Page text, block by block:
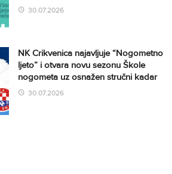
30.07.2026
NK Crikvenica najavljuje “Nogometno
ljeto” i otvara novu sezonu Škole
nogometa uz osnažen stručni kadar
30.07.2026